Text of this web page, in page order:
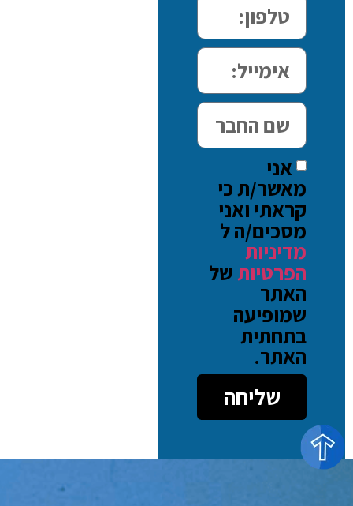
אני
מאשר/ת כי
קראתי ואני
מסכים/ה ל
מדיניות
הפרטיותשל
האתר
שמופיעה
בתחתית
האתר.
שליחה